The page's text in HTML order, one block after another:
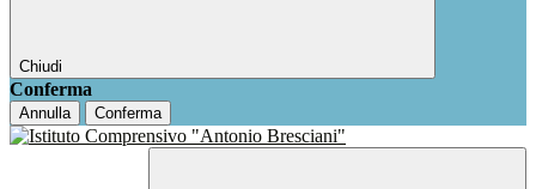
Chiudi
Conferma
Annulla Conferma